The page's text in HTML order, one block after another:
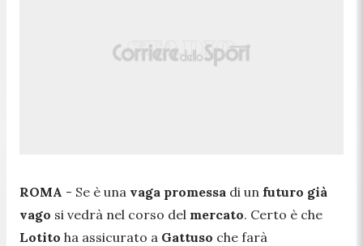
ROMA - Se è una vaga promessa di un futuro già
vago si vedrà nel corso del mercato. Certo è che
Lotito ha assicurato a Gattuso che farà